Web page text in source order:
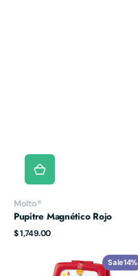
Vendor:
Molto®
Pupitre Magnético Rojo
Regular
$ 1,749.00
Sale14%